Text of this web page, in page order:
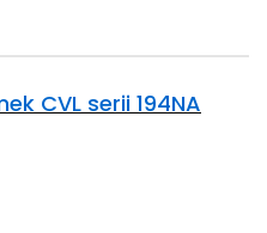
CVL serii 194NA